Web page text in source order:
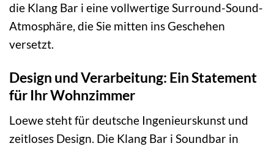
die Klang Bar i eine vollwertige Surround-Sound-
Atmosphäre, die Sie mitten ins Geschehen
versetzt.
Design und Verarbeitung: Ein Statement
für Ihr Wohnzimmer
Loewe steht für deutsche Ingenieurskunst und
zeitloses Design. Die Klang Bar i Soundbar in